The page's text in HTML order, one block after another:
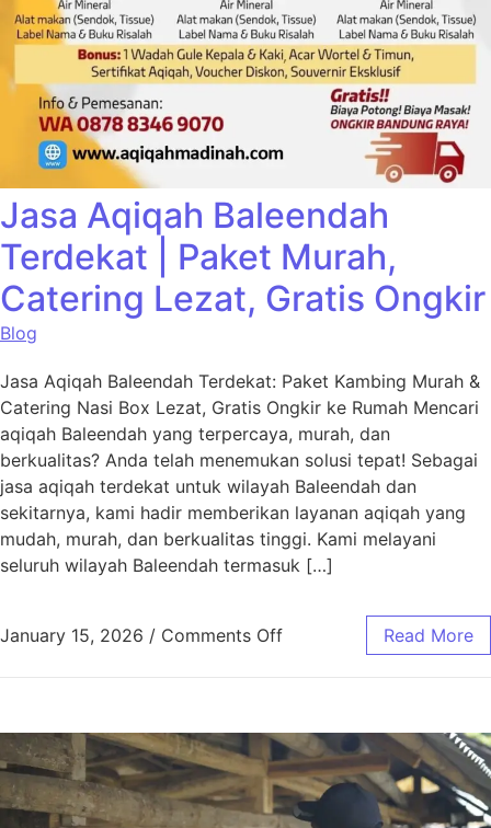
Jasa Aqiqah Baleendah
Terdekat | Paket Murah,
Catering Lezat, Gratis Ongkir
Blog
Jasa Aqiqah Baleendah Terdekat: Paket Kambing Murah &
Catering Nasi Box Lezat, Gratis Ongkir ke Rumah Mencari
aqiqah Baleendah yang terpercaya, murah, dan
berkualitas? Anda telah menemukan solusi tepat! Sebagai
jasa aqiqah terdekat untuk wilayah Baleendah dan
sekitarnya, kami hadir memberikan layanan aqiqah yang
mudah, murah, dan berkualitas tinggi. Kami melayani
seluruh wilayah Baleendah termasuk […]
January 15, 2026 / Comments Off Read More